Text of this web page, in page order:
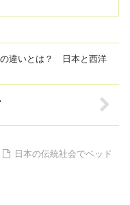
違いとは？ 日本と西洋
日本の伝統社会でベッド